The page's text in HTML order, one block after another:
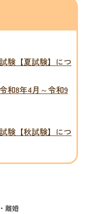
験【夏試験】につ
和8年4月～令和9
験【秋試験】につ
離婚